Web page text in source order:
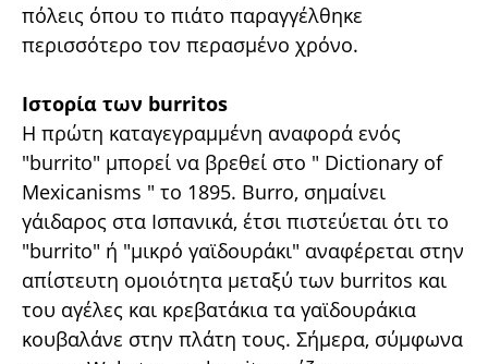
πόλεις όπου το πιάτο παραγγέλθηκε
περισσότερο τον περασμένο χρόνο.
Ιστορία των burritos
Η πρώτη καταγεγραμμένη αναφορά ενός
"burrito" μπορεί να βρεθεί στο " Dictionary of
Mexicanisms " το 1895. Burro, σημαίνει
γάιδαρος στα Ισπανικά, έτσι πιστεύεται ότι το
"burrito" ή "μικρό γαϊδουράκι" αναφέρεται στην
απίστευτη ομοιότητα μεταξύ των burritos και
του αγέλες και κρεβατάκια τα γαϊδουράκια
κουβαλάνε στην πλάτη τους. Σήμερα, σύμφωνα